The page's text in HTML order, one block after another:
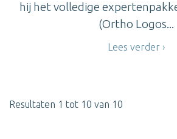
hij het volledige
(Ortho Logos...
Lees verder
Resultaten 1 tot 10 van 10